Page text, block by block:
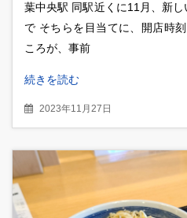
葉中央駅 同駅近くに11月、新
で そちらを目当てに、開店時
ころが、事前
続きを読む
2023年11月27日